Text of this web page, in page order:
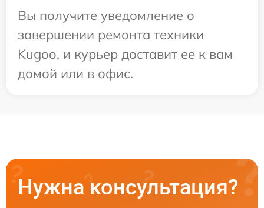
Вы получите уведомление о
завершении ремонта техники
Kugoo, и курьер доставит ее к вам
домой или в офис.
Нужна консультация?